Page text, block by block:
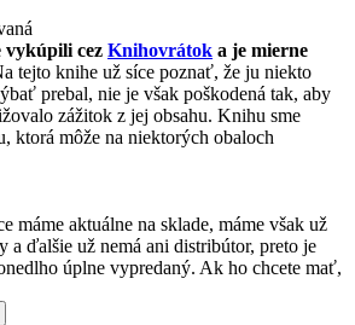
vykúpili cez Knihovrátok a je mierne
tejto knihe už síce poznať, že ju niekto
prebal, nie je však poškodená tak, aby
zážitok z jej obsahu. Knihu sme
ktorá môže na niektorých obaloch
máme aktuálne na sklade, máme však už
a ďalšie už nemá ani distribútor, preto je
úplne vypredaný. Ak ho chcete mať,